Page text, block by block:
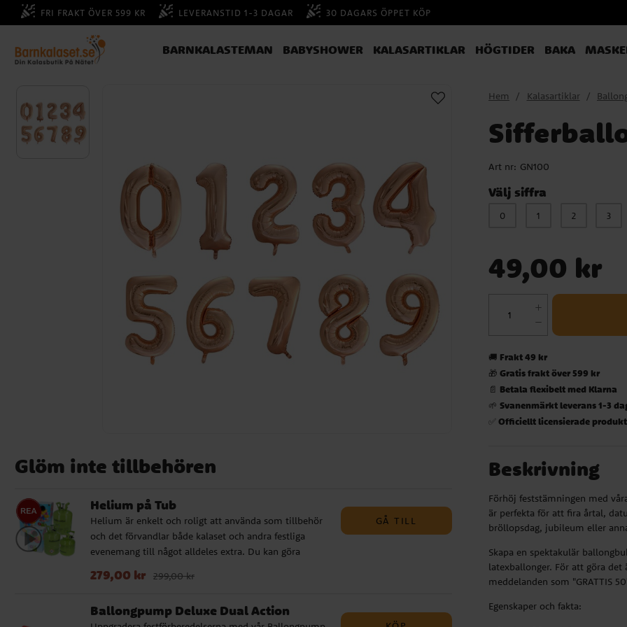
FRI FRAKT ÖVER 599 KR LEVERANSTID 1-3 DAGAR 30 DAGARS ÖPPET KÖP
BARNKALASTEMAN BABYSHOWER KALASARTIKLAR HÖGTIDER BAKA
Glöm inte tillbehören
Helium på Tub
Helium är enkelt och roligt att använda som tillbehör
och det förvandlar både kalaset och andra festliga
evenemang till något alldeles extra. Du kan göra
bokstavsballonger, airwalkerballonger med mera. Alla
heliumtankar kommer i tre olika storlekar för att passa
Nuvarande pris: 279,00 kr
279,00 kr 299,00 kr
GÅ TILL
Ballongpump Deluxe Dual Action
Hem Kalasartiklar
Art nr: GN100
Välj siffra
0 1 2 3
49,00 kr
🚚 Frakt 49 kr
🎁Gratis frakt över 599 kr
📄 Betala flexibelt med Klarna
🌱Svanenmärkt leverans 1-3
✅Officiellt licensierade
Beskrivning
Förhöj feststämningen med
är perfekta för att fira årtal,
bröllopsdag, jubileum eller
Skapa en spektakulär
latexballonger. För att göra
meddelanden som "GRATTIS
Egenskaper och fakta: